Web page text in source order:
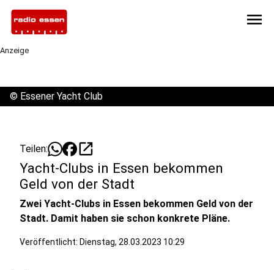
menu
Anzeige
© Essener Yacht Club
Teilen: open_in_new
Yacht-Clubs in Essen bekommen
Geld von der Stadt
Zwei Yacht-Clubs in Essen bekommen Geld von der
Stadt. Damit haben sie schon konkrete Pläne.
Veröffentlicht: Dienstag, 28.03.2023 10:29